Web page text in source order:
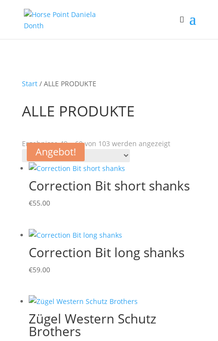
Start/ ALLE PRODUKTE
ALLE PRODUKTE
Ergebnisse 49 – 60 von 103 werden angezeigt
Correction Bit short shanks
€55.00
Correction Bit long shanks
€59.00
Zügel Western Schutz
Brothers
Angebot!